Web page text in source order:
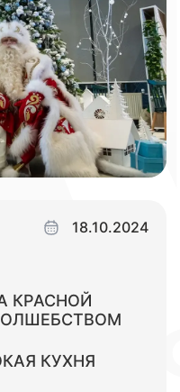
КРАСНОЙ
КУХНЯ
18.10.2024